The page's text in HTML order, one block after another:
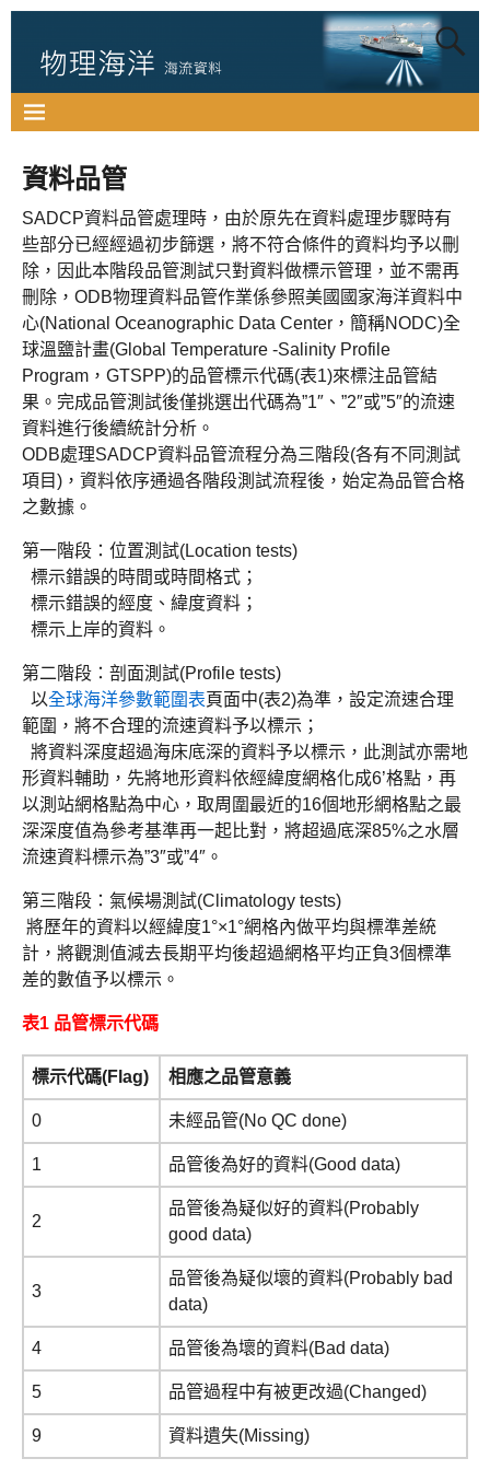
資料品管
SADCP資料品管處理時，由於原先在資料處理步驟時有
些部分已經經過初步篩選，將不符合條件的資料均予以刪
除，因此本階段品管測試只對資料做標示管理，並不需再
刪除，ODB物理資料品管作業係參照美國國家海洋資料中
心(National Oceanographic Data Center，簡稱NODC)全
球溫鹽計畫(Global Temperature -Salinity Profile
Program，GTSPP)的品管標示代碼(表1)來標注品管結
果。完成品管測試後僅挑選出代碼為”1″、”2″或”5″的流速
資料進行後續統計分析。
ODB處理SADCP資料品管流程分為三階段(各有不同測試
項目)，資料依序通過各階段測試流程後，始定為品管合格
之數據。
第一階段：位置測試(Location tests)
標示錯誤的時間或時間格式；
標示錯誤的經度、緯度資料；
標示上岸的資料。
第二階段：剖面測試(Profile tests)
以全球海洋參數範圍表頁面中(表2)為準，設定流速合理
範圍，將不合理的流速資料予以標示；
將資料深度超過海床底深的資料予以標示，此測試亦需地
形資料輔助，先將地形資料依經緯度網格化成6’格點，再
以測站網格點為中心，取周圍最近的16個地形網格點之最
深深度值為參考基準再一起比對，將超過底深85%之水層
流速資料標示為”3″或”4″。
第三階段：氣候場測試(Climatology tests)
將歷年的資料以經緯度1°×1°網格內做平均與標準差統
計，將觀測值減去長期平均後超過網格平均正負3個標準
差的數值予以標示。
表1 品管標示代碼
標示代碼(Flag) 相應之品管意義
0 未經品管(No QC done)
1 品管後為好的資料(Good data)
2
品管後為疑似好的資料(Probably
good data)
3
品管後為疑似壞的資料(Probably bad
data)
4 品管後為壞的資料(Bad data)
5 品管過程中有被更改過(Changed)
9 資料遺失(Missing)